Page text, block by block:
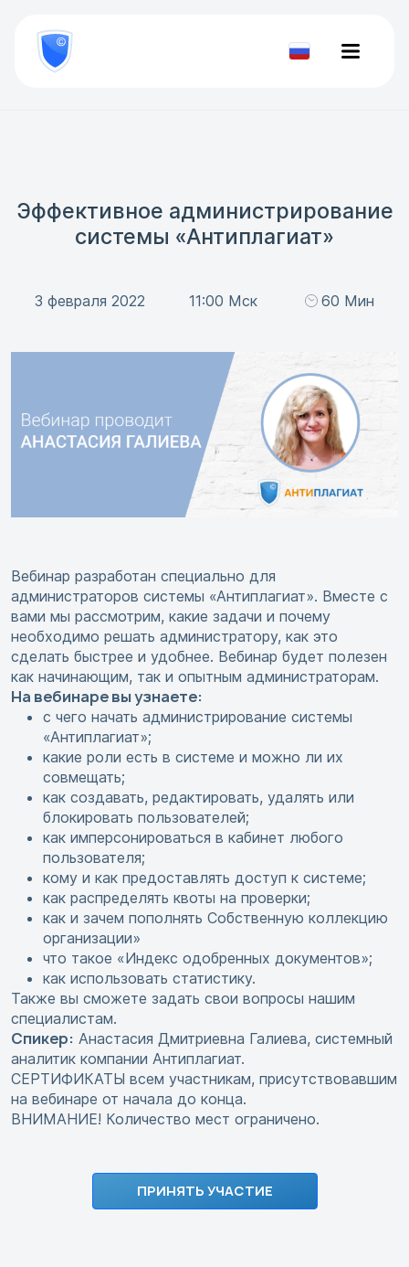
800
777-
81-Проверить
Эффективное администрирование
системы «Антиплагиат»
3 февраля 2022 11:00 Мск 60 Мин
Вебинар разработан специально для
администраторов системы «Антиплагиат». Вместе с
вами мы рассмотрим, какие задачи и почему
необходимо решать администратору, как это
сделать быстрее и удобнее. Вебинар будет полезен
как начинающим, так и опытным администраторам.
На вебинаре вы узнаете:
с чего начать администрирование системы
«Антиплагиат»;
какие роли есть в системе и можно ли их
совмещать;
как создавать, редактировать, удалять или
блокировать пользователей;
как имперсонироваться в кабинет любого
пользователя;
кому и как предоставлять доступ к системе;
как распределять квоты на проверки;
как и зачем пополнять Собственную коллекцию
организации»
что такое «Индекс одобренных документов»;
как использовать статистику.
Также вы сможете задать свои вопросы нашим
специалистам.
Спикер: Анастасия Дмитриевна Галиева, системный
аналитик компании Антиплагиат.
СЕРТИФИКАТЫ всем участникам, присутствовавшим
на вебинаре от начала до конца.
ВНИМАНИЕ! Количество мест ограничено.
ПРИНЯТЬ УЧАСТИЕ